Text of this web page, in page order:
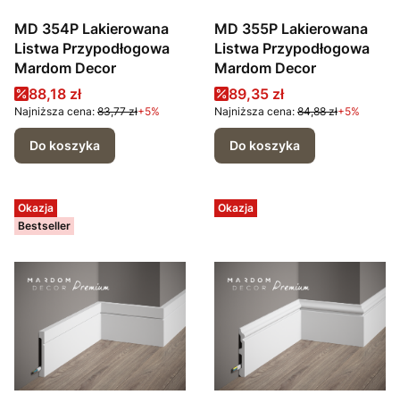
MD 354P Lakierowana
Listwa Przypodłogowa
Mardom Decor
Cena promocyjna
88,18 zł
Najniższa cena: 83,77 zł+5%
Do koszyka
MD 355P Lakierowana
Listwa Przypodłogowa
Mardom Decor
Cena promocyjna
89,35 zł
Najniższa cena: 84,88 zł+5%
Do koszyka
Okazja
Bestseller
Okazja